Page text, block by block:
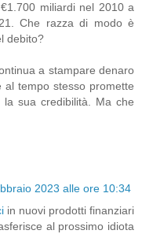
miliardi nel 2010 a
Che razza di modo è
debito?
a stampare denaro
tempo stesso promette
sua credibilità. Ma che
2023 alle ore 10:34
in nuovi prodotti finanziari
al prossimo idiota